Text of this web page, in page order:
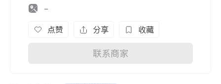
-
点赞 分享 收藏
联系商家